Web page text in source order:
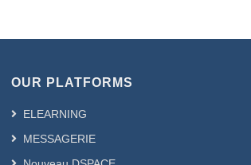
OUR PLATFORMS
ELEARNING
MESSAGERIE